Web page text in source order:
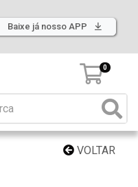
Baixe já nosso APP
0
VOLTAR